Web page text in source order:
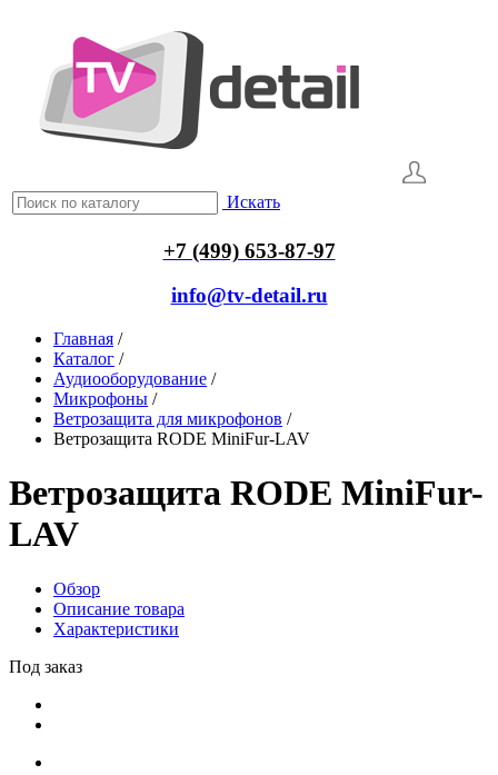
Искать
+7 (499) 653-87-97
info@tv-detail.ru
Главная /
Каталог /
Аудиооборудование /
Микрофоны /
Ветрозащита для микрофонов /
Ветрозащита RODE MiniFur-LAV
Ветрозащита RODE MiniFur-
LAV
Обзор
Описание товара
Характеристики
Под заказ